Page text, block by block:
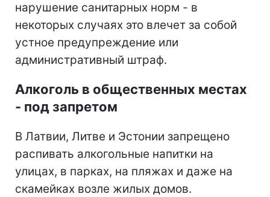
нарушение санитарных норм - в
некоторых случаях это влечет за собой
устное предупреждение или
административный штраф.
Алкоголь в общественных местах
- под запретом
В Латвии, Литве и Эстонии запрещено
распивать алкогольные напитки на
улицах, в парках, на пляжах и даже на
скамейках возле жилых домов.